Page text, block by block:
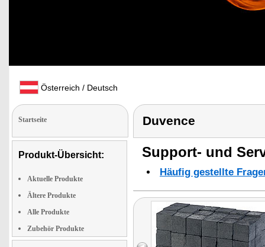
Österreich / Deutsch
Startseite
Produkt-Übersicht:
Aktuelle Produkte
Ältere Produkte
Alle Produkte
Zubehör Produkte
Duvence
Support- und
Häufig gestellte